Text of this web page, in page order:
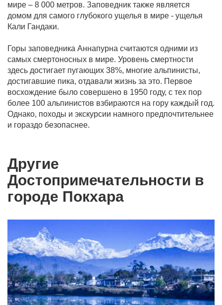
мире – 8 000 метров. Заповедник также является
домом для самого глубокого ущелья в мире - ущелья
Кали Гандаки.
Горы заповедника Аннапурна считаются одними из
самых смертоносных в мире. Уровень смертности
здесь достигает пугающих 38%, многие альпинисты,
достигавшие пика, отдавали жизнь за это. Первое
восхождение было совершено в 1950 году, с тех пор
более 100 альпинистов взбираются на гору каждый год.
Однако, походы и экскурсии намного предпочтительнее
и гораздо безопаснее.
Другие
Достопримечательности в
городе Покхара